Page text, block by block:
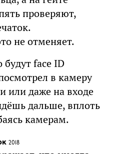
проверяют,
не отменяет.
face ID
в камеру
или даже на входе
дальше, вплоть
камерам.
2018